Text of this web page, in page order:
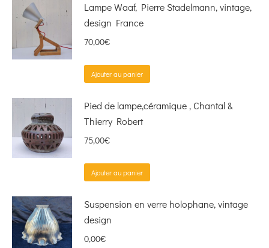
Lampe Waaf, Pierre Stadelmann, vintage,
design France
70,00€
Ajouter au panier
Pied de lampe,céramique , Chantal &
Thierry Robert
75,00€
Ajouter au panier
Suspension en verre holophane, vintage
design
0,00€